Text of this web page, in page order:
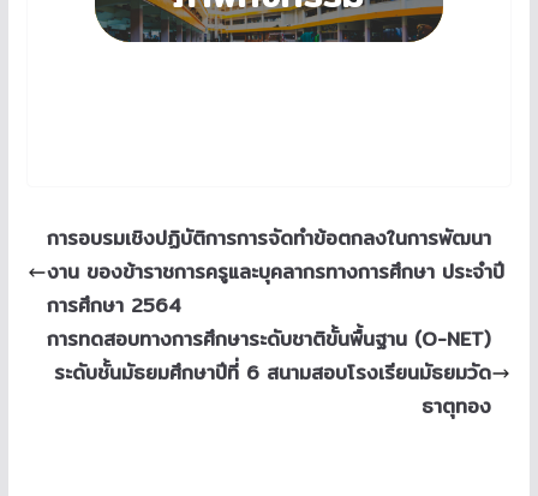
การอบรมเชิงปฏิบัติการการจัดทำข้อตกลงในการพัฒนา
งาน ของข้าราชการครูและบุคลากรทางการศึกษา ประจำปี
การศึกษา 2564
การทดสอบทางการศึกษาระดับชาติขั้นพื้นฐาน (O-NET)
ระดับชั้นมัธยมศึกษาปีที่ 6 สนามสอบโรงเรียนมัธยมวัด
ธาตุทอง